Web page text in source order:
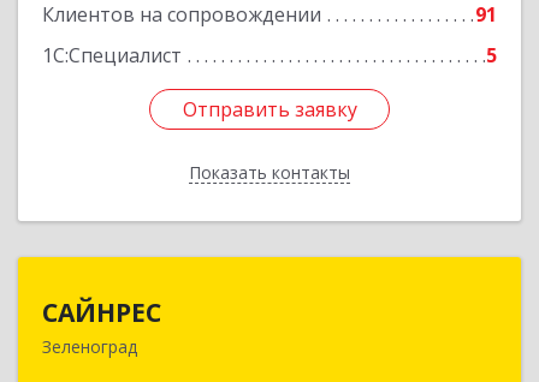
Клиентов на сопровождении
91
1С:Специалист
5
Отправить заявку
Показать контакты
Отправить заявку
Назад
САЙНРЕС
Зеленоград
124365, Москва г, Зеленоград г, корпус 2307А,